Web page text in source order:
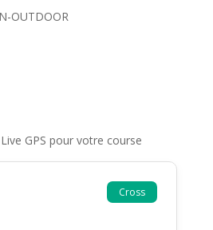
OUTDOOR
GPS pour votre course
Cross